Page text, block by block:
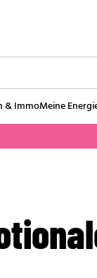
& ImmoMeine